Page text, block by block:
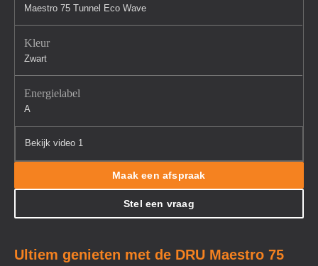
Maestro 75 Tunnel Eco Wave
Kleur
Zwart
Energielabel
A
Bekijk video 1
Maak een afspraak
Stel een vraag
Ultiem genieten met de DRU Maestro 75